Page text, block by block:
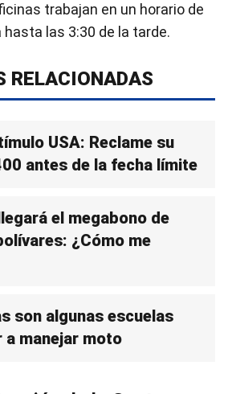
trabajan en un horario de
las 3:30 de la tarde.
RELACIONADAS
USA: Reclame su
antes de la fecha límite
el megabono de
¿Cómo me
son algunas escuelas
a manejar moto